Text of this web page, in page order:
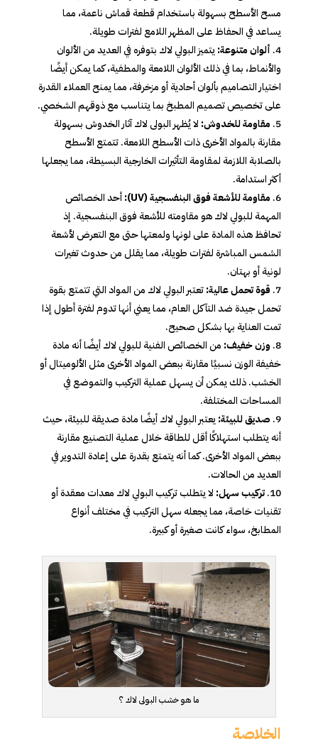
مسح الأسطح بسهولة باستخدام قطعة قماش ناعمة، مما
يساعد في الحفاظ على المظهر اللامع لفترات طويلة.
ألوان متنوعة:يتميز البولي لاك بتوفره في العديد من الألوان
والأنماط، بما في ذلك الألوان اللامعة والمطفية، كما يمكن أيضًا
اختيار التصاميم بألوان أحادية أو مزخرفة، مما يمنح العملاء القدرة
على تخصيص تصميم المطبخ بما يتناسب مع ذوقهم الشخصي.
مقاومة للخدوش: لا يُظهر البولى لاك آثار الخدوش بسهولة
مقارنة بالمواد الأخرى ذات الأسطح اللامعة. تتمتع الأسطح
بالصلابة اللازمة لمقاومة التأثيرات الخارجية البسيطة، مما يجعلها
أكثر استدامة.
مقاومة للأشعة فوق البنفسجية (UV):
أحد الخصائص
المهمة للبولي لاك هو مقاومته للأشعة فوق البنفسجية. إذ
تحافظ هذه المادة على لونها ولمعتها حتى مع التعرض لأشعة
الشمس المباشرة لفترات طويلة، مما يقلل من حدوث تغيرات
لونية أو بهتان.
قوة تحمل عالية:تعتبر البولي لاك من المواد التي تتمتع بقوة
تحمل جيدة ضد التآكل العام، مما يعني أنها تدوم لفترة أطول إذا
تمت العناية بها بشكل صحيح.
وزن خفيف: من الخصائص الفنية للبولي لاك أيضًا أنه مادة
خفيفة الوزن نسبيًا مقارنة ببعض المواد الأخرى مثل الألوميتال أو
الخشب. ذلك يمكن أن يسهل عملية التركيب والتموضع في
المساحات المختلفة.
صديق للبيئة:يعتبر البولي لاك أيضًا مادة صديقة للبيئة، حيث
أنه يتطلب استهلاكًا أقل للطاقة خلال عملية التصنيع مقارنة
ببعض المواد الأخرى. كما أنه يتمتع بقدرة على إعادة التدوير في
العديد من الحالات.
تركيب سهل: لا يتطلب تركيب البولي لاك معدات معقدة أو
تقنيات خاصة، مما يجعله سهل التركيب في مختلف أنواع
المطابخ، سواء كانت صغيرة أو كبيرة.
ما هو خشب البولى لاك ؟
الخلاصة